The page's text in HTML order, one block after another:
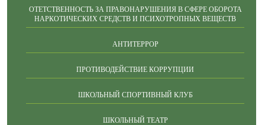
ОТЕТСТВЕННОСТЬ ЗА ПРАВОНАРУШЕНИЯ В СФЕРЕ ОБОРОТА
НАРКОТИЧЕСКИХ СРЕДСТВ И ПСИХОТРОПНЫХ ВЕЩЕСТВ
АНТИТЕРРОР
ПРОТИВОДЕЙСТВИЕ КОРРУПЦИИ
ШКОЛЬНЫЙ СПОРТИВНЫЙ КЛУБ
ШКОЛЬНЫЙ ТЕАТР